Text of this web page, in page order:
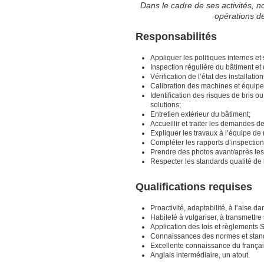
Dans le cadre de ses activités,
opérations
Responsabilités
Appliquer les politiques internes
Inspection régulière du bâtiment
Vérification de l’état des
Calibration des machines et
Identification des risques de bris
solutions;
Entretien extérieur du bâtiment;
Accueillir et traiter les demandes
Expliquer les travaux à l’équipe
Compléter les rapports
Prendre des photos avant/après
Respecter les standards qualité de
Qualifications requises
Proactivité, adaptabilité, à l’aise
Habileté à vulgariser, à
Application des lois et règlements
Connaissances des normes et
Excellente connaissance du
Anglais intermédiaire, un atout.